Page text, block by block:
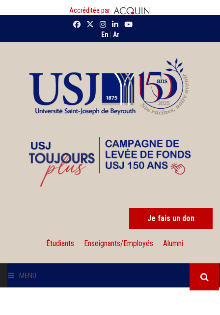
Accréditée par
En Ar
Je fais un don
Étudiants Enseignants/Employés Alumni
MENU